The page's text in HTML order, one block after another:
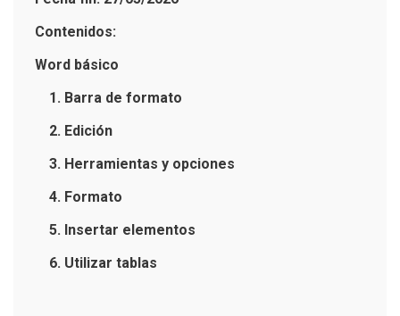
Contenidos:
Word básico
1. Barra de formato
2. Edición
3. Herramientas y opciones
4. Formato
5. Insertar elementos
6. Utilizar tablas